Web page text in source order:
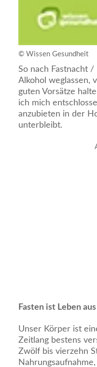
© Wissen Gesundheit
So nach Fastnacht
Alkohol weglassen,
guten Vorsätze
ich mich
anzubieten in der
unterbleibt.
Fasten ist Leben
Unser Körper ist
Zeitlang bestens
Zwölf bis vierzehn